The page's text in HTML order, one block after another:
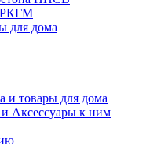
РКГМ
для дома
и товары для дома
Аксессуары к ним